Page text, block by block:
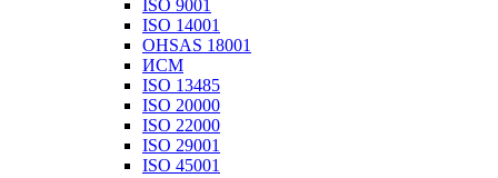
ISO 9001
ISO 14001
OHSAS 18001
ИСМ
ISO 13485
ISO 20000
ISO 22000
ISO 29001
ISO 45001